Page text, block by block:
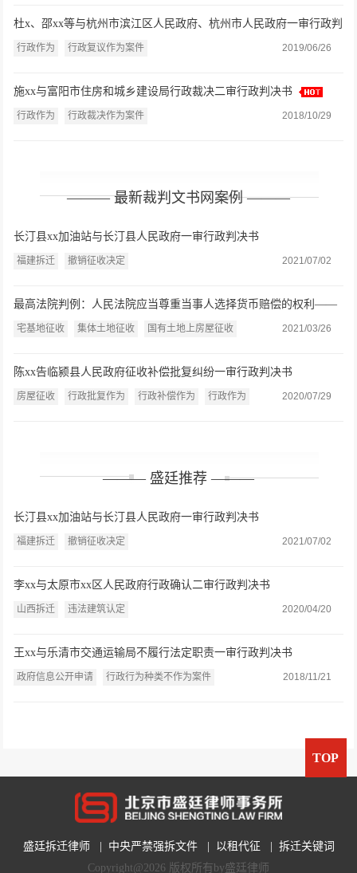
杜x、邵xx等与杭州市滨江区人民政府、杭州市人民政府一审行政判
决书
行政作为 行政复议作为案件 2019/06/26
施xx与富阳市住房和城乡建设局行政裁决二审行政判决书
行政作为 行政裁决作为案件 2018/10/29
——— 最新裁判文书网案例 ———
长汀县xx加油站与长汀县人民政府一审行政判决书
福建拆迁 撤销征收决定 2021/07/02
最高法院判例：人民法院应当尊重当事人选择货币赔偿的权利——
张玉贵、张保莲诉杏花岭区政府行政赔偿案
宅基地征收 集体土地征收 国有土地上房屋征收 2021/03/26
陈xx告临颍县人民政府征收补偿批复纠纷一审行政判决书
房屋征收 行政批复作为 行政补偿作为 行政作为 2020/07/29
——— 盛廷推荐 ———
长汀县xx加油站与长汀县人民政府一审行政判决书
福建拆迁 撤销征收决定 2021/07/02
李xx与太原市xx区人民政府行政确认二审行政判决书
山西拆迁 违法建筑认定 2020/04/20
王xx与乐清市交通运输局不履行法定职责一审行政判决书
政府信息公开申请 行政行为种类不作为案件 2018/11/21
盛廷拆迁律师 中央严禁强拆文件 以租代征
拆迁关键词
Copyright@2026 版权所有by盛廷律师
TOP